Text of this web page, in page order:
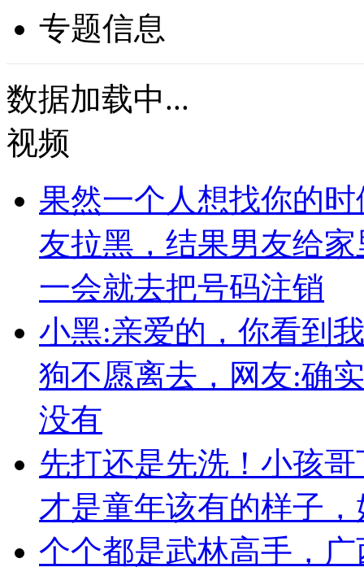
专题信息
数据加载中...
视频
果然一个人想找你的
友拉黑，结果男友给
一会就去把号码注销
小黑:亲爱的，你看到
狗不愿离去，网友:确
没有
先打还是先洗！小孩
才是童年该有的样子
个个都是武林高手，